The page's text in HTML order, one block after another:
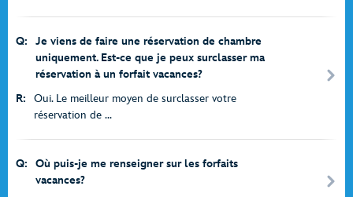
Q:
Je viens de faire une réservation de chambre
uniquement. Est-ce que je peux surclasser ma
réservation à un forfait vacances?
R:
Oui. Le meilleur moyen de surclasser votre
réservation de ...
Q:
Où puis-je me renseigner sur les forfaits
vacances?